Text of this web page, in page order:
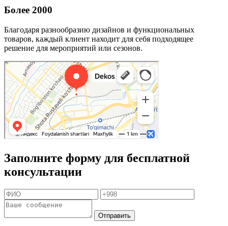
Более 2000
Благодаря разнообразию дизайнов и функциональных
товаров, каждый клиент находит для себя подходящее
решение для мероприятий или сезонов.
Заполните форму для бесплатной
консультации
Отправить